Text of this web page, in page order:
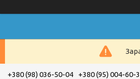
+380 (98) 036-50-04 +380 (95) 004-60-